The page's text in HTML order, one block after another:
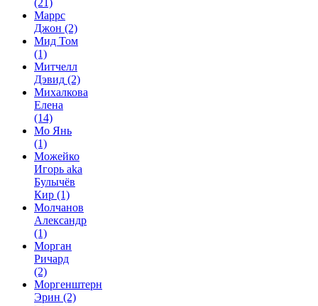
(21)
Маррс
Джон (2)
Мид Том
(1)
Митчелл
Дэвид (2)
Михалкова
Елена
(14)
Мо Янь
(1)
Можейко
Игорь aka
Булычёв
Кир (1)
Молчанов
Александр
(1)
Морган
Ричард
(2)
Моргенштерн
Эрин (2)